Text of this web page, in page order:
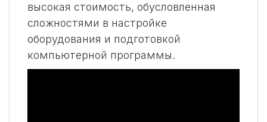
высокая стоимость, обусловленная
сложностями в настройке
оборудования и подготовкой
компьютерной программы.